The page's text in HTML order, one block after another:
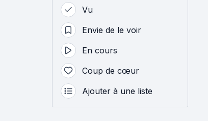
Vu
Envie de le voir
En cours
Coup de cœur
Ajouter à une liste